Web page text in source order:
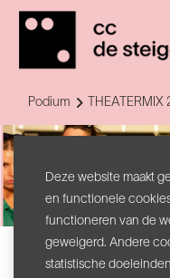
Podium THEATERMIX
THEATERMIX
Deze website maakt
en functionele
functioneren van de
geweigerd. Andere
statistische